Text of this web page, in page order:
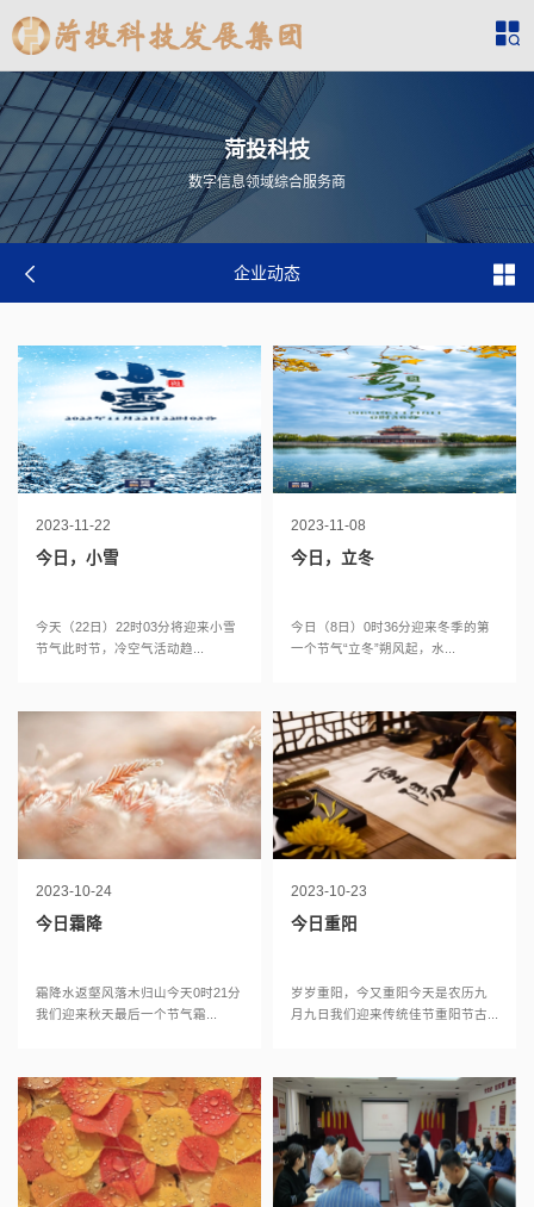
菏投科技
数字信息领域综合服务商
企业动态
2023-11-22
今日，小雪
今天（22日）22时03分将迎来小雪
节气此时节，冷空气活动趋...
2023-11-08
今日，立冬
今日（8日）0时36分迎来冬季的第
一个节气“立冬”朔风起，水...
2023-10-24
今日霜降
霜降水返壑风落木归山今天0时21分
我们迎来秋天最后一个节气霜...
2023-10-23
今日重阳
岁岁重阳，今又重阳今天是农历九
月九日我们迎来传统佳节重阳节古...